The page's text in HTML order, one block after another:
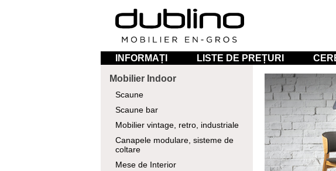
INFORMAȚI LISTE DE PREȚURI
Mobilier Indoor
Scaune
Scaune bar
Mobilier vintage, retro, industriale
Canapele modulare, sisteme de
coltare
Mese de Interior